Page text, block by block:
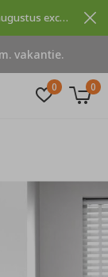
0 0
vakantie.
I.v.m. vakantie zijn wij gesloten van 16 juli t/m 8 augustus excuses voor dit ongemak.